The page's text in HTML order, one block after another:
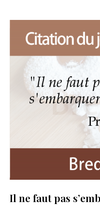
Il ne faut pas